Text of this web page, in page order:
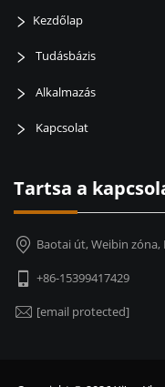
Kezdőlap
Tudásbázis
Alkalmazás
Kapcsolat
Tartsa a
Baotai út, Weibin
+86-15399417429
[email protected]